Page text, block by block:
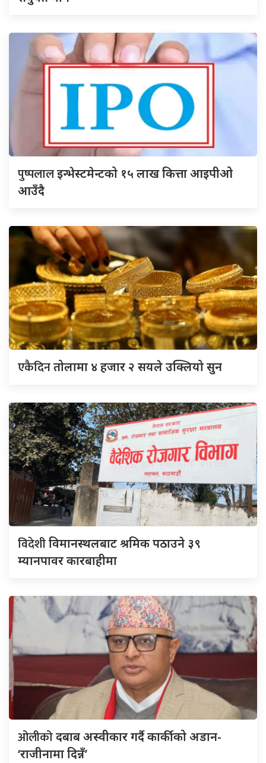
पुष्पलालइन्भेस्टमेन्टको १५ लाख कित्ता आइपीओ
आउँदै
एकैदिनतोलामा ४ हजार २ सयले उक्लियो सुन
विदेशीविमानस्थलबाट श्रमिक पठाउने ३९
म्यानपावर कारबाहीमा
ओलीकोदबाब अस्वीकार गर्दै कार्कीको अडान-
‘राजीनामा दिन्नँ’